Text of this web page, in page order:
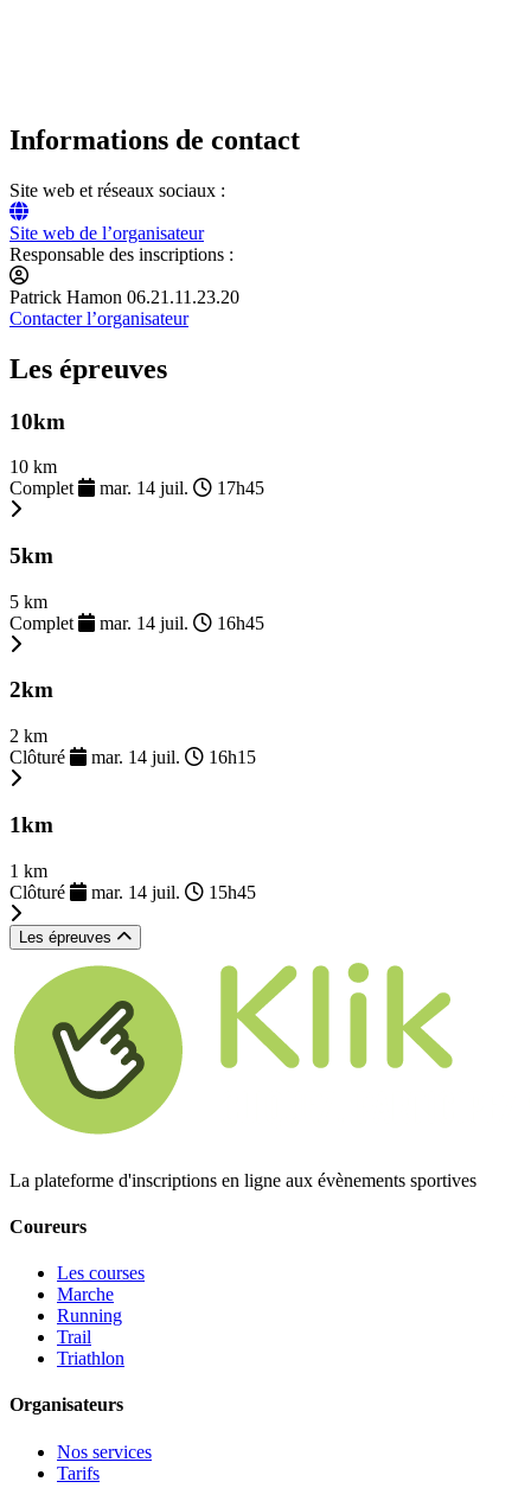
Informations de contact
Site web et réseaux sociaux :
Site web de l’organisateur
Responsable des inscriptions :
Patrick Hamon 06.21.11.23.20
Contacter l’organisateur
Les épreuves
10km
10 km
Complet
mar. 14 juil. 17h45
5km
5 km
Complet
mar. 14 juil. 16h45
2km
2 km
Clôturé
mar. 14 juil. 16h15
1km
1 km
Clôturé
mar. 14 juil. 15h45
Les épreuves
La plateforme d'inscriptions en ligne aux évènements sportives
Coureurs
Les courses
Marche
Running
Trail
Triathlon
Organisateurs
Nos services
Tarifs